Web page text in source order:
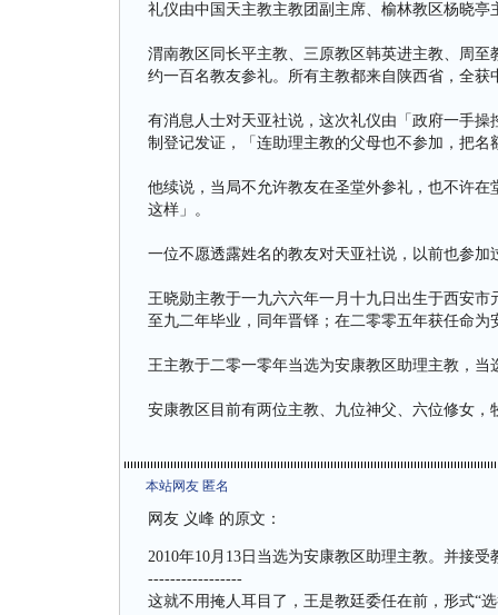
礼仪由中国天主教主教团副主席、榆林教区杨晓
渭南教区同长平主教、三原教区韩英进主教、周
约一百名教友参礼。所有主教都来自陕西省，全
有消息人士对天亚社说，这次礼仪由「政府一手
制登记发证，「连助理主教的父母也不参加，把名
他续说，当局不允许教友在圣堂外参礼，也不许
这样」。
一位不愿透露姓名的教友对天亚社说，以前也参
王晓勋主教于一九六六年一月十九日出生于西安
至九二年毕业，同年晋铎；在二零零五年获任命为
王主教于二零一零年当选为安康教区助理主教，当
安康教区目前有两位主教、九位神父、六位修女，
本站网友 匿名
网友 义峰 的原文：
2010年10月13日当选为安康教区助理主教。并接
-----------------
这就不用掩人耳目了，王是教廷委任在前，形式“